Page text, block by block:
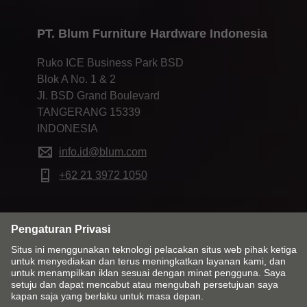
PT. Blum Furniture Hardware Indonesia
Ruko ICE Business Park BSD
Blok A No. 1 & 2
Jl. BSD Grand Boulevard
TANGERANG 15339
INDONESIA
info.id@blum.com
+62 21 3972 1050
Ubah negara dan bahasa
Kontak Rekam jejak Privasi